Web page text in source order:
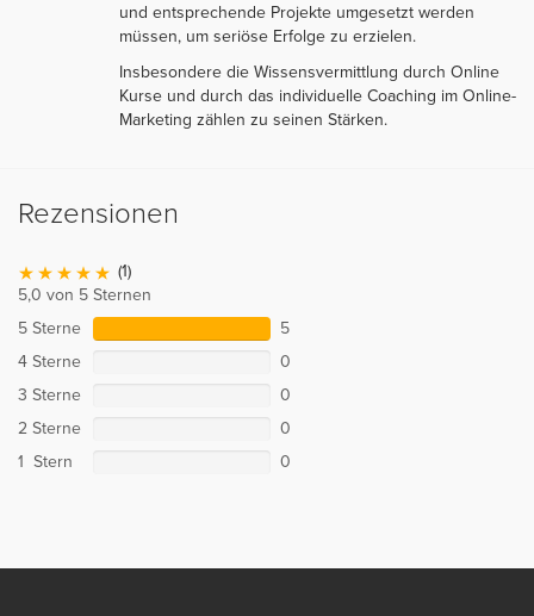
und entsprechende Projekte umgesetzt werden
müssen, um seriöse Erfolge zu erzielen.
Insbesondere die Wissensvermittlung durch Online
Kurse und durch das individuelle Coaching im Online-
Marketing zählen zu seinen Stärken.
Rezensionen
(1)
5,0 von 5 Sternen
5 Sterne
5
4 Sterne
0
3 Sterne
0
2 Sterne
0
1 Stern
0